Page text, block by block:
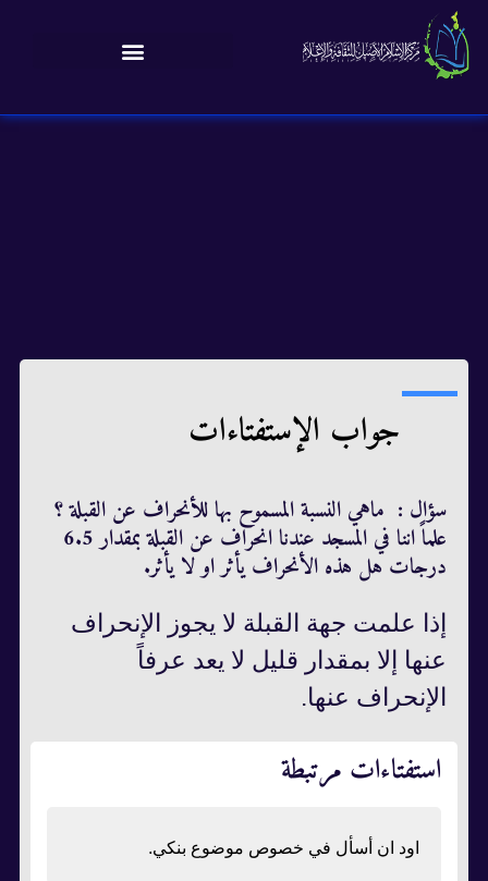
جواب الإستفتاءات
سؤال : ماهي النسبة المسموح بها للأنحراف عن القبلة ؟
علماً اننا في المسجد عندنا انحراف عن القبلة بمقدار 6.5
درجات هل هذه الأنحراف يأثر او لا يأثر.
إذا علمت جهة القبلة لا يجوز الإنحراف
عنها إلا بمقدار قليل لا يعد عرفاً
الإنحراف عنها.
استفتاءات مرتبطة
اود ان أسأل في خصوص موضوع بنكي.